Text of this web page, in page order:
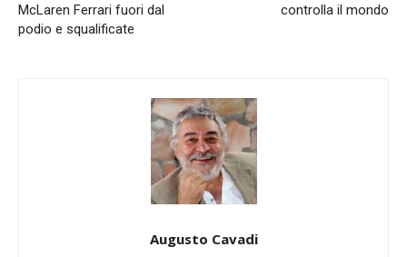
McLaren Ferrari fuori dal
podio e squalificate
controlla il mondo
Augusto Cavadi